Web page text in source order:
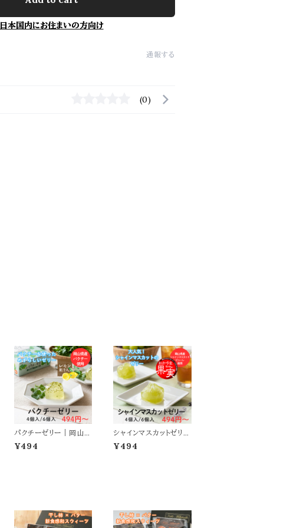
日本国内にお住まいの方向け
通報する
(0)
パクチーゼリー｜岡山県
産パクチー(岡パク)使用
¥494
シャインマスカットゼリー
｜岡山県産シャインマス
カット使用
¥494